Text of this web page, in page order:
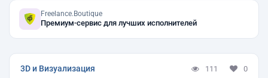
Freelance.Boutique
Премиум-сервис для лучших исполнителей
3D и Визуализация 111 0